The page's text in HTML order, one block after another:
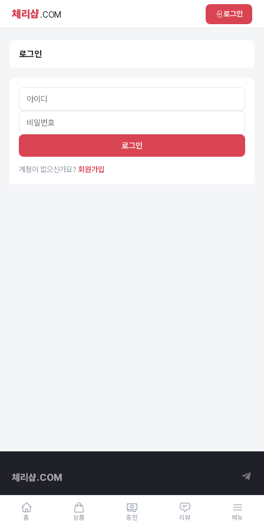
체리샵.COM 로그인
로그인
로그인
계정이 없으신가요? 회원가입
홈 상품 충전 리뷰 메뉴
체리샵.COM